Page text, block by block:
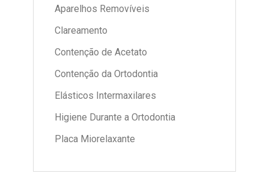
Aparelhos Removíveis
Clareamento
Contenção de Acetato
Contenção da Ortodontia
Elásticos Intermaxilares
Higiene Durante a Ortodontia
Placa Miorelaxante